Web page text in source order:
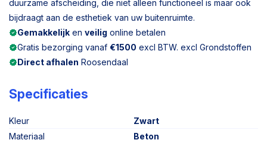
duurzame afscheiding, die niet alleen functioneel is maar ook
bijdraagt aan de esthetiek van uw buitenruimte.
Gemakkelijk en veilig online betalen
Gratis bezorging vanaf €1500 excl BTW. excl Grondstoffen
Direct afhalen Roosendaal
Specificaties
Kleur
Zwart
Materiaal
Beton